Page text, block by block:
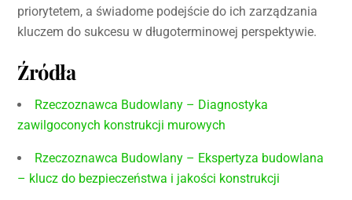
priorytetem, a świadome podejście do ich zarządzania
kluczem do sukcesu w długoterminowej perspektywie.
Źródła
Rzeczoznawca Budowlany – Diagnostyka
zawilgoconych konstrukcji murowych
Rzeczoznawca Budowlany – Ekspertyza budowlana
– klucz do bezpieczeństwa i jakości konstrukcji